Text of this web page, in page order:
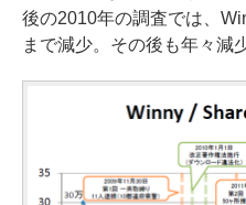
後の2010年の調査では、
まで減少。その後も年々減